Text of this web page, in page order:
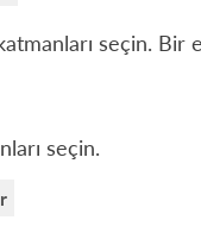
seçin. Bir
seçin.